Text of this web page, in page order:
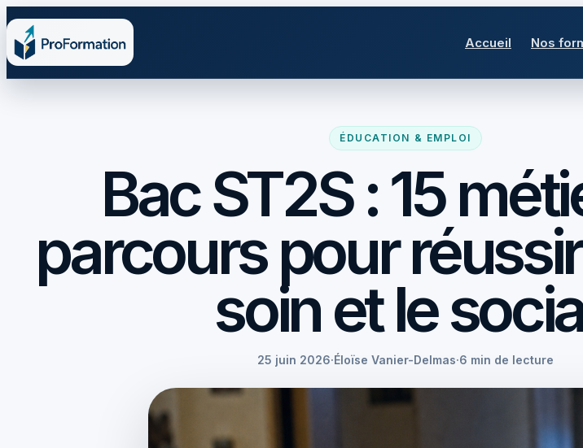
Accueil Nos
ÉDUCATION & EMPLOI
Bac ST2S : 15
parcours pour
soin et le
25 juin 2026·Éloïse Vanier-Delmas·6 min de lecture